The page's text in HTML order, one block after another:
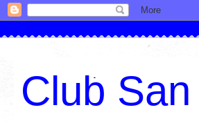
Club